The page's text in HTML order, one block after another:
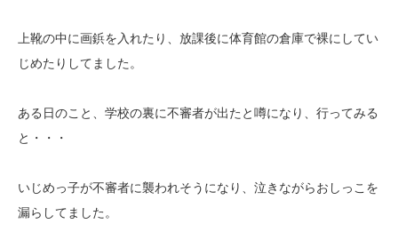
上靴の中に画鋲を入れたり、放課後に体育館の倉庫で裸にしてい
じめたりしてました。
ある日のこと、学校の裏に不審者が出たと噂になり、行ってみる
と・・・
いじめっ子が不審者に襲われそうになり、泣きながらおしっこを
漏らしてました。